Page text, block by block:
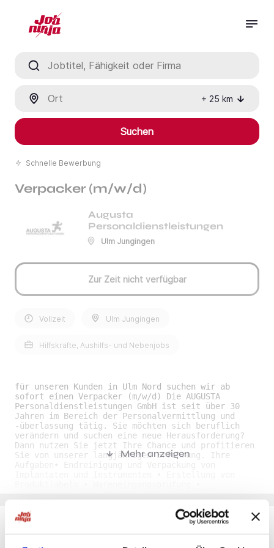
+ 25 km
Suchen
Schnelle Bewerbung
Verpacker (m/w/d)
Augusta
Personaldienstleistungen
Ulm Jungingen
Zur Zeit nicht verfügbar
Vollzeit Ulm Jungingen
Hilfskräfte, Aushilfs- und Nebenjobs
für unseren Kunden in Ulm Nord suchen wir ab
sofort einen Verpacker (m/w/d) Die AUGUSTA
Personaldienstleistungen GmbH ist seit über 30
Jahren im Bereich der Personalvermittlung und
-überlassung tätig. Sie möchten sich beruflich
verändern und suchen eine neue Herausforderung?
Dann nutzen Sie jetzt Ihre Chance und profitieren
Sie von unserer langjährigen Erfahrung. Ihre
Sauberhaltung des Arbeitsplatzes • Pflege und
Wartung von Betriebsmitteln Ihre Qualifikationen•
Mindestens 1 Jahr Berufserfahrung in der Reinigung
von festen Werkstoffen • Verständnis für
Mehr anzeigen